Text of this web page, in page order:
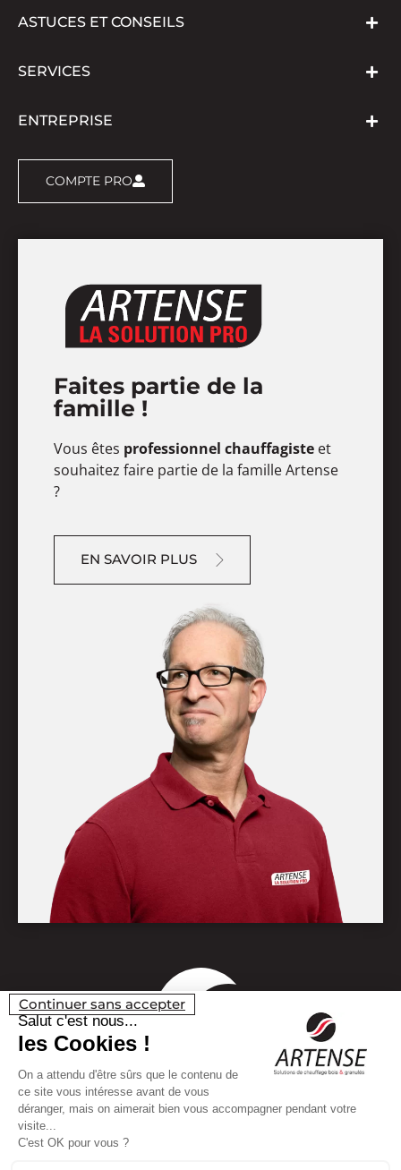
ASTUCES ET CONSEILS
SERVICES
ENTREPRISE
COMPTE PRO
Faites partie de la
famille !
Vous êtes professionnel chauffagiste et
souhaitez faire partie de la famille Artense
?
EN SAVOIR PLUS
Continuer sans accepter
Salut c'est nous...
les Cookies !
On a attendu d'être sûrs que le contenu de
ce site vous intéresse avant de vous
déranger, mais on aimerait bien vous accompagner pendant votre
visite...
C'est OK pour vous ?